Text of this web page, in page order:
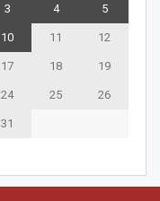
3 4 5
10 11 12
17 18 19
24 25 26
31